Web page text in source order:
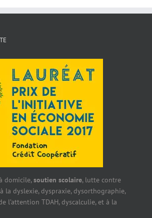
domicile,soutien scolaire, lutte contre
la dyslexie, dyspraxie, dysorthographie,
l’attention TDAH, dyscalculie, et à la